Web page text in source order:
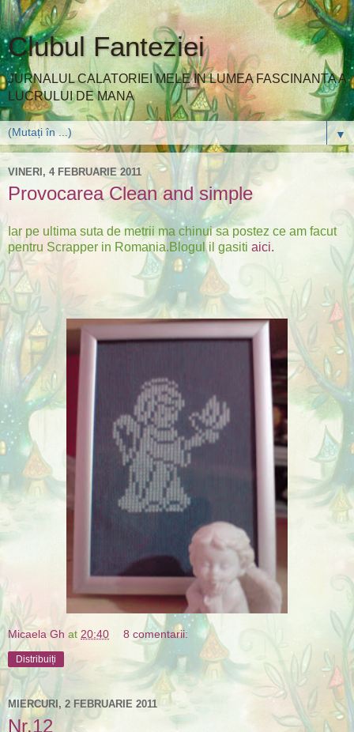
Clubul Fanteziei
JURNALUL CALATORIEI MELE IN LUMEA FASCINANTA A
LUCRULUI DE MANA
▼
VINERI, 4 FEBRUARIE 2011
Provocarea Clean and simple
Iar pe ultima suta de metrii ma chinui sa postez ce am facut
pentru Scrapper in Romania.Blogul il gasiti aici.
Micaela Gh at 20:40 8 comentarii:
Distribuiți
MIERCURI, 2 FEBRUARIE 2011
Nr.12